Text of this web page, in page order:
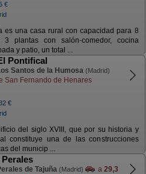
€
es una casa rural con capacidad para 8
3 plantas con salón-comedor, cocina
y patio, un total ...
Pontifical
Santos de la Humosa (Madrid)
San Fernando de Henares
€
del siglo XVIII, que por su historia y
constituye una de las construcciones
del municip ...
de Tajuña (Madrid) a 29,3